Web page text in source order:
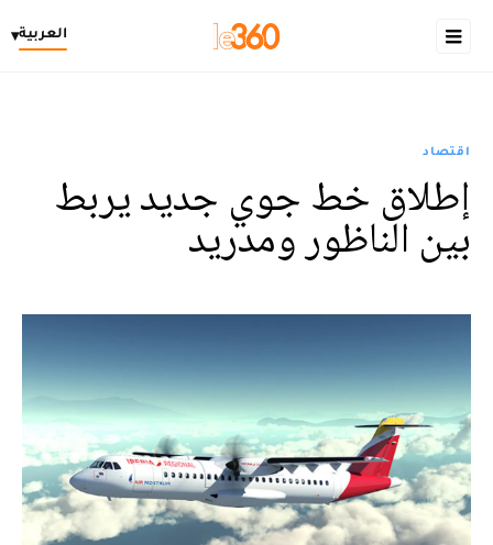
العربية▾
اقتصاد
إطلاق خط جوي جديد يربط
بين الناظور ومدريد